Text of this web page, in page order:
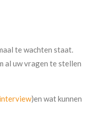
te wachten staat.
al uw vragen te stellen
)en wat kunnen